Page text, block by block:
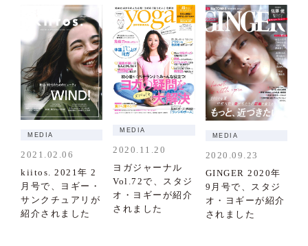
MEDIA
2021.02.06
kiitos. 2021年 2
月号で、ヨギー・
サンクチュアリが
紹介されました
MEDIA
2020.11.20
ヨガジャーナル
Vol.72で、スタジ
オ・ヨギーが紹介
されました
MEDIA
2020.09.23
GINGER 2020年
9月号で、スタジ
オ・ヨギーが紹介
されました